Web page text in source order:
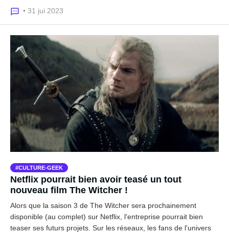
• 31 jui 2023
CULTURE-GEEK
Netflix pourrait bien avoir teasé un tout
nouveau film The Witcher !
Alors que la saison 3 de The Witcher sera prochainement
disponible (au complet) sur Netflix, l'entreprise pourrait bien
teaser ses futurs projets. Sur les réseaux, les fans de l'univers